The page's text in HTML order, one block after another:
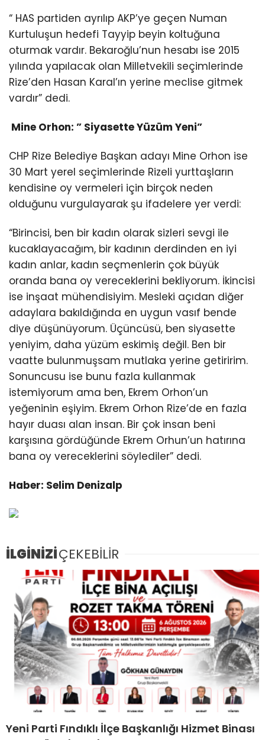
“ HAS partiden ayrılıp AKP’ye geçen Numan
Kurtuluşun hedefi Tayyip beyin koltuğuna
oturmak vardır. Bekaroğlu’nun hesabı ise 2015
yılında yapılacak olan Milletvekili seçimlerinde
Rize’den Hasan Karal’ın yerine meclise gitmek
vardır” dedi.
Mine Orhon: ” Siyasette Yüzüm Yeni”
CHP Rize Belediye Başkan adayı Mine Orhon ise
30 Mart yerel seçimlerinde Rizeli yurttaşların
kendisine oy vermeleri için birçok neden
olduğunu vurgulayarak şu ifadelere yer verdi:
“Birincisi, ben bir kadın olarak sizleri sevgi ile
kucaklayacağım, bir kadının derdinden en iyi
kadın anlar, kadın seçmenlerin çok büyük
oranda bana oy vereceklerini bekliyorum. İkincisi
ise inşaat mühendisiyim. Mesleki açıdan diğer
adaylara bakıldığında en uygun vasıf bende
diye düşünüyorum. Üçüncüsü, ben siyasette
yeniyim, daha yüzüm eskimiş değil. Ben bir
vaatte bulunmuşsam mutlaka yerine getiririm.
Sonuncusu ise bunu fazla kullanmak
istemiyorum ama ben, Ekrem Orhon’un
yeğeninin eşiyim. Ekrem Orhon Rize’de en fazla
hayır duası alan insan. Bir çok insan beni
karşısına gördüğünde Ekrem Orhun’un hatırına
bana oy vereceklerini söylediler” dedi.
Haber: Selim Denizalp
İLGİNİZİÇEKEBİLİR
Yeni Parti Fındıklı İlçe Başkanlığı Hizmet Binası